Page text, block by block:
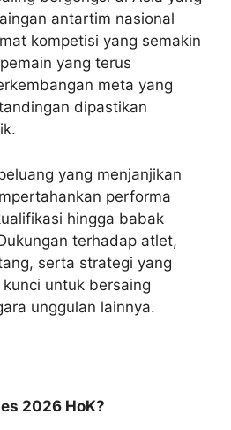
antartim nasional
kompetisi yang semakin
yang terus
meta yang
dipastikan
yang menjanjikan
performa
hingga babak
terhadap atlet,
serta strategi yang
untuk bersaing
unggulan lainnya.
2026 HoK?